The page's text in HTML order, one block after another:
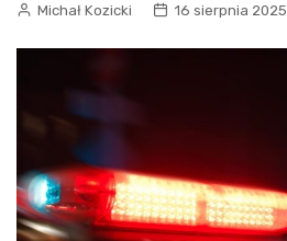
Michał Kozicki 16 sierpnia 2025